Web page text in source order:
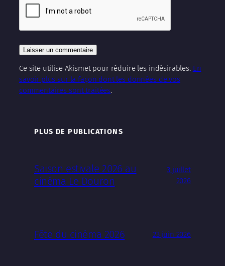
Ce site utilise Akismet pour réduire les indésirables. En
savoir plus sur la façon dont les données de vos
commentaires sont traitées.
PLUS DE PUBLICATIONS
Saison estivale 2026 au
cinéma Le Douron
3 juillet
2026
Fête du cinéma 2026 23 juin 2026